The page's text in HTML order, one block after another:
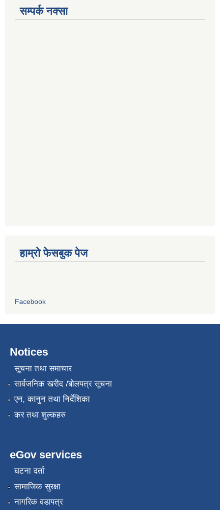
सम्पर्क नक्सा
हाम्रो फेसबुक पेज
Facebook
Notices
सूचना तथा समाचार
सार्वजनिक खरीद /बोलपत्र सूचना
एन, कानुन तथा निर्देशिका
कर तथा शुल्कहरु
eGov services
घटना दर्ता
सामाजिक सुरक्षा
नागरिक वडापत्र